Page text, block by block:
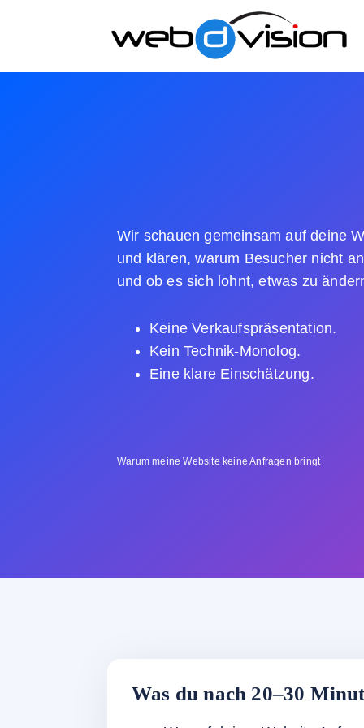
Wir schauen gemeinsam auf deine
und klären, warum Besucher nicht
und ob es sich lohnt, etwas zu
Keine Verkaufspräsentation.
Kein Technik-Monolog.
Eine klare Einschätzung.
Warum meine Website keine Anfragen bringt
Was du nach 20–30